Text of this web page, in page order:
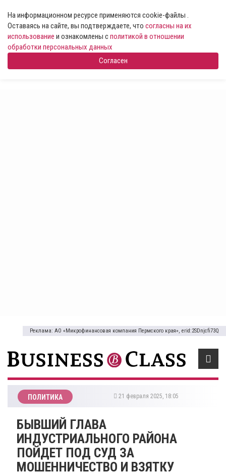
На информационном ресурсе применяются cookie-файлы .
Оставаясь на сайте, вы подтверждаете, что согласны на их
использование и ознакомлены сполитикой в отношении
обработки персональных данных
Согласен
Реклама: АО «Микрофинансовая компания Пермского края», erid:2SDnjcfi73Q
ПОЛИТИКА 21 февраля 2025, 18:05
​БЫВШИЙ ГЛАВА
ИНДУСТРИАЛЬНОГО РАЙОНА
ПОЙДЕТ ПОД СУД ЗА
МОШЕННИЧЕСТВО И ВЗЯТКУ